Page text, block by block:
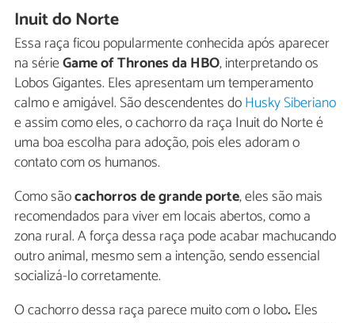
Inuit do Norte
Essa raça ficou popularmente conhecida após aparecer
na sérieGame of Thrones da HBO, interpretando os
Lobos Gigantes. Eles apresentam um temperamento
calmo e amigável. São descendentes doHusky Siberiano
e assim como eles, o cachorro da raça Inuit do Norte é
uma boa escolha para adoção, pois eles adoram o
contato com os humanos.
Como sãocachorros de grande porte, eles são mais
recomendados para viver em locais abertos, como a
zona rural. A força dessa raça pode acabar machucando
outro animal, mesmo sem a intenção, sendo essencial
socializá-lo corretamente.
O cachorro dessa raça parece muito com o lobo.Eles